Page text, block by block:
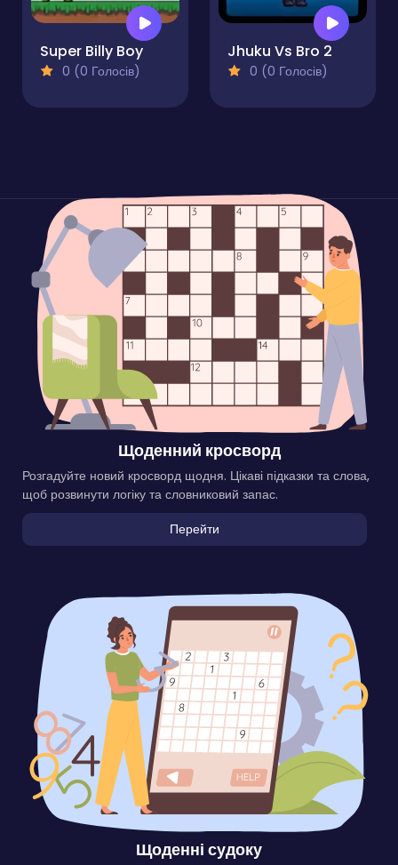
Super Billy Boy
0 (0 Голосів)
Jhuku Vs Bro 2
0 (0 Голосів)
Щоденний кросворд
Розгадуйте новий кросворд щодня. Цікаві підказки та слова,
щоб розвинути логіку та словниковий запас.
Перейти
Щоденні судоку